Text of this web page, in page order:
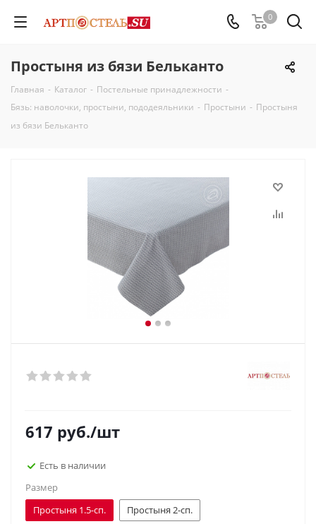
0
Простыня из бязи Бельканто
Главная - Каталог - Постельные принадлежности -
Бязь: наволочки, простыни, пододеяльники - Простыни - Простыня
из бязи Бельканто
617 руб./шт
Есть в наличии
Размер
Простыня 1.5-сп.
Простыня 2-сп.